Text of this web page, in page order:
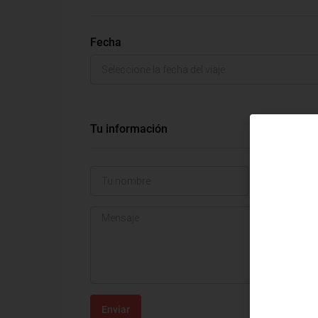
Fecha
Tu información
Enviar